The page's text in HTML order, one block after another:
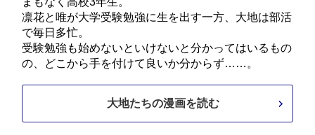
凛花と唯が大学受験勉強に生を出す一方、大地は部活
で毎日多忙。
受験勉強も始めないといけないと分かってはいるもの
の、どこから手を付けて良いか分からず……。
大地たちの漫画を読む